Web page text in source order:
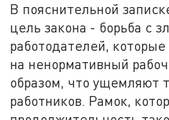
В пояснительной
цель закона - борьба с
работодателей,
на ненормативный
образом, что ущемляют
работников. Рамок,